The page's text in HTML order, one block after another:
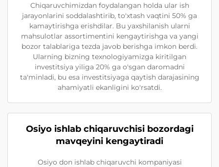
Chiqaruvchimizdan foydalangan holda ular ish
jarayonlarini soddalashtirib, to'xtash vaqtini 50% ga
kamaytirishga erishdilar. Bu yaxshilanish ularni
mahsulotlar assortimentini kengaytirishga va yangi
bozor talablariga tezda javob berishga imkon berdi.
Ularning bizning texnologiyamizga kiritilgan
investitsiya yiliga 20% ga o'sgan daromadni
ta'minladi, bu esa investitsiyaga qaytish darajasining
ahamiyatli ekanligini ko'rsatdi.
Osiyo ishlab chiqaruvchisi bozordagi
mavqeyini kengaytiradi
Osiyo don ishlab chiqaruvchi kompaniyasi